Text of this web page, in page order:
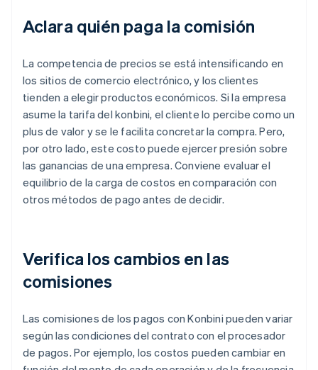
Aclara quién paga la comisión
La competencia de precios se está intensificando en
los sitios de comercio electrónico, y los clientes
tienden a elegir productos económicos. Si la empresa
asume la tarifa del konbini, el cliente lo percibe como un
plus de valor y se le facilita concretar la compra. Pero,
por otro lado, este costo puede ejercer presión sobre
las ganancias de una empresa. Conviene evaluar el
equilibrio de la carga de costos en comparación con
otros métodos de pago antes de decidir.
Verifica los cambios en las
comisiones
Las comisiones de los pagos con Konbini pueden variar
según las condiciones del contrato con el procesador
de pagos. Por ejemplo, los costos pueden cambiar en